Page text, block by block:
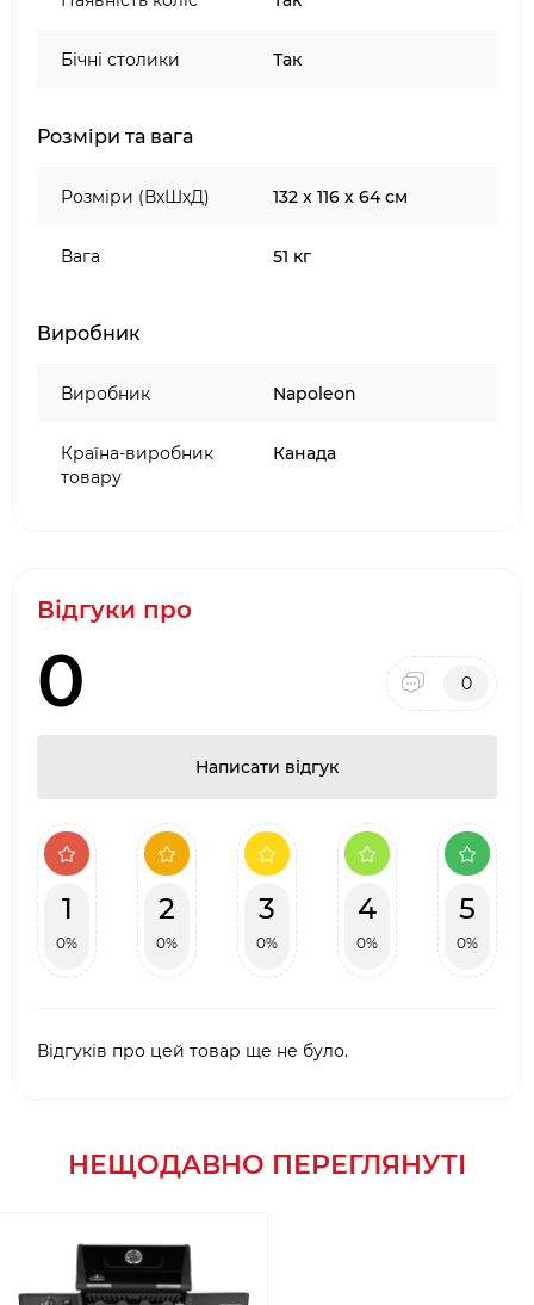
міцні розсікачі полум'я з нержавіючої сталі;
економії місця;
міцна топка з литого алюмінію для
хромовані грати для підігріву;
великі транспортувальні колеса.
Бічні столики Так
Розміри та вага
Розміри (ВхШхД) 132 х 116 х 64 см
Вага 51 кг
Виробник
Виробник Napoleon
Країна-виробник
товару
Канада
Відгуки про
0 0
Написати відгук
1
0%
2
0%
3
0%
4
0%
5
0%
Відгуків про цей товар ще не було.
НЕЩОДАВНО ПЕРЕГЛЯНУТІ